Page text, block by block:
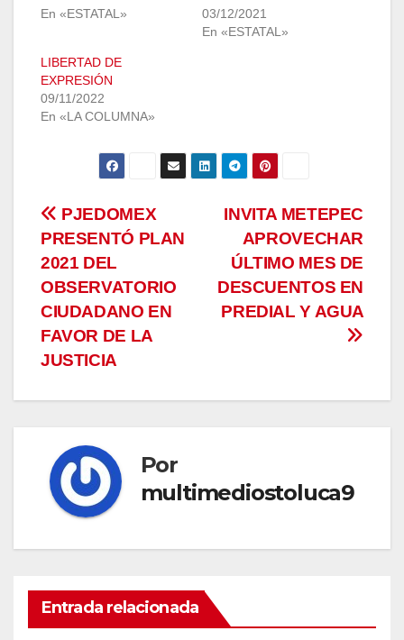
En «ESTATAL»
03/12/2021
En «ESTATAL»
LIBERTAD DE
EXPRESIÓN
09/11/2022
En «LA COLUMNA»
Navegación
de
entradas
INVITA METEPEC
APROVECHAR
ÚLTIMO MES DE
DESCUENTOS EN
PREDIAL Y AGUA
PJEDOMEX
PRESENTÓ PLAN
2021 DEL
OBSERVATORIO
CIUDADANO EN
FAVOR DE LA
JUSTICIA
Por
multimediostoluca9
Entrada relacionada